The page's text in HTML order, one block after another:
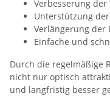
Verbesserung der
Unterstützung
Verlängerung der
Einfache und
Durch die regelmäßige
nicht nur optisch
und langfristig besser